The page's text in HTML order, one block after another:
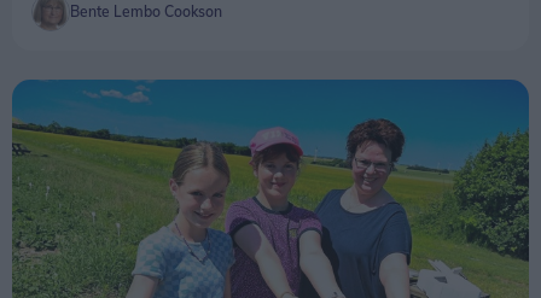
Bente Lembo Cookson